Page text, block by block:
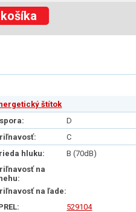
štítok
D
C
hluku:
B (70dB)
na
na ľade:
529104